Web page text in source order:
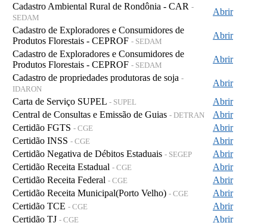
Cadastro Ambiental Rural de Rondônia - CAR -
SEDAM
Abrir
Cadastro de Exploradores e Consumidores de
Produtos Florestais - CEPROF - SEDAM
Abrir
Cadastro de Exploradores e Consumidores de
Produtos Florestais - CEPROF - SEDAM
Abrir
Cadastro de propriedades produtoras de soja -
IDARON
Abrir
Carta de Serviço SUPEL - SUPEL
Abrir
Central de Consultas e Emissão de Guias - DETRAN
Abrir
Certidão FGTS - CGE
Abrir
Certidão INSS - CGE
Abrir
Certidão Negativa de Débitos Estaduais - SEGEP
Abrir
Certidão Receita Estadual - CGE
Abrir
Certidão Receita Federal - CGE
Abrir
Certidão Receita Municipal(Porto Velho) - CGE
Abrir
Certidão TCE - CGE
Abrir
Certidão TJ - CGE
Abrir